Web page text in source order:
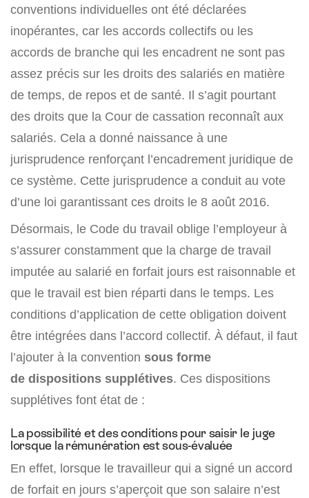
conventions individuelles ont été déclarées
inopérantes, car les accords collectifs ou les
accords de branche qui les encadrent ne sont pas
assez précis sur les droits des salariés en matière
de temps, de repos et de santé. Il s’agit pourtant
des droits que la Cour de cassation reconnaît aux
salariés. Cela a donné naissance à une
jurisprudence renforçant l’encadrement juridique de
ce système. Cette jurisprudence a conduit au vote
d’une loi garantissant ces droits le 8 août 2016.
Désormais, le Code du travail oblige l’employeur à
s’assurer constamment que la charge de travail
imputée au salarié en forfait jours est raisonnable et
que le travail est bien réparti dans le temps. Les
conditions d’application de cette obligation doivent
être intégrées dans l’accord collectif. À défaut, il faut
l’ajouter à la convention sous forme
de dispositions supplétives. Ces dispositions
supplétives font état de :
La possibilité et des conditions pour saisir le juge
lorsque la rémunération est sous-évaluée
En effet, lorsque le travailleur qui a signé un accord
de forfait en jours s’aperçoit que son salaire n’est